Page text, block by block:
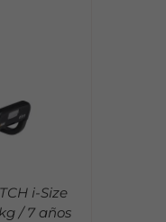
i-Size
/ 7 años